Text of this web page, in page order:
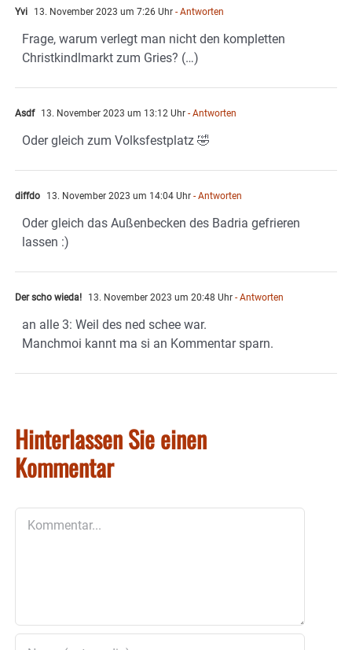
Yvi 13. November 2023 um 7:26 Uhr - Antworten
Frage, warum verlegt man nicht den kompletten
Christkindlmarkt zum Gries? (…)
Asdf 13. November 2023 um 13:12 Uhr - Antworten
Oder gleich zum Volksfestplatz 🤣
diffdo 13. November 2023 um 14:04 Uhr - Antworten
Oder gleich das Außenbecken des Badria gefrieren
lassen :)
Der scho wieda! 13. November 2023 um 20:48 Uhr - Antworten
an alle 3: Weil des ned schee war.
Manchmoi kannt ma si an Kommentar sparn.
Hinterlassen Sie einen
Kommentar